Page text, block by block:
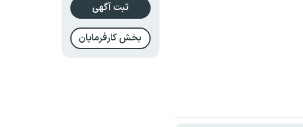
ثبت آگهی
بخش کارفرمایان